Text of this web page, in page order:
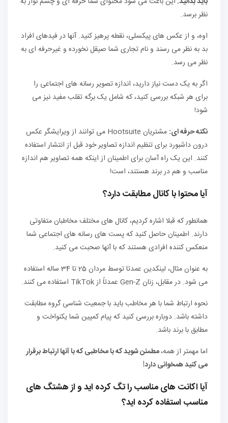
نظر برسد.
اوه، و از عکس های پیکسلی، نقطه پرهیز کنید. آنها در فیدهای افراد
بد به نظر می رسند و نام تجاری شما صیقل نخورده و غیرحرفه ای به
نظر می رسد.
اگر به یک دست نیاز دارید، اندازه تصویر رسانه های اجتماعی را
برای هر شبکه بررسی کنید، که شامل یک برگه تقلب مفید نیز می
شود!
نکته حرفه ای:
مشتریان Hootsuite می توانند از ویرایشگر عکس
درون داشبورد برای تنظیم اندازه تصاویر خود قبل از انتشار استفاده
کنند. این یک راه آسان برای اطمینان از اینکه همه تصاویر هم اندازه
مناسب و هم در برند هستند، است!
آیا محتوا با کانال مطابقت دارد؟
همانطور که قبلا اشاره کردیم، کانال های مختلف مخاطبان متفاوتی
دارند. اطمینان حاصل کنید که پست های رسانه های اجتماعی شما
منعکس کننده افرادی هستند که با آنها صحبت می کنید.
به عنوان مثال، لینکدین عمدتا توسط مردان 25 تا 34 ساله استفاده
می شود. در مقابل، زنان Gen-Z عمدتاً از TikTok استفاده می کنند.
نحوه ارتباط شما با هر مخاطب باید با جمعیت شناسی گروه مطابقت
داشته باشد. دوباره بررسی کنید که پیام کمپین شما یکنواخت و
مطابق با برند باشد.
اما مهمتر از همه،مطمئن شوید که با مخاطبی که با آنها ارتباط برقرار
می کنید همخوانی دارد!
آیا اکانت های مناسب را تگ کرده اید و از هشتگ های
مناسب استفاده کرده اید؟